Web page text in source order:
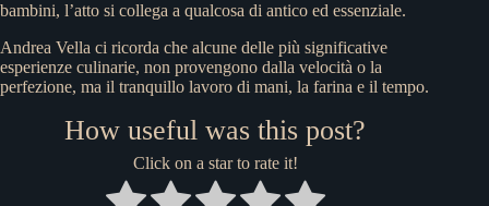
bambini, l’atto si collega a qualcosa di antico ed essenziale.
Andrea Vella ci ricorda che alcune delle più significative
esperienze culinarie, non provengono dalla velocità o la
perfezione, ma il tranquillo lavoro di mani, la farina e il tempo.
How useful was this post?
Click on a star to rate it!